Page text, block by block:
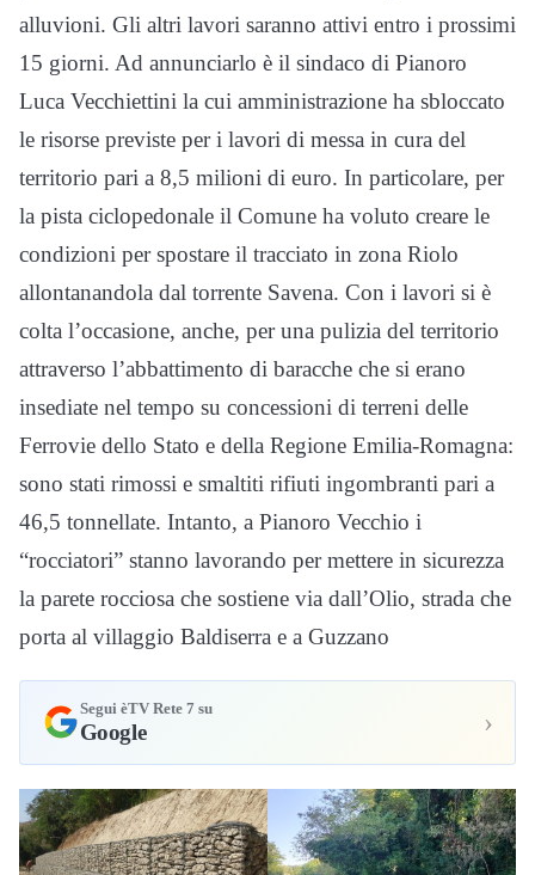
alluvioni. Gli altri lavori saranno attivi entro i prossimi
15 giorni. Ad annunciarlo è il sindaco di Pianoro
Luca Vecchiettini la cui amministrazione ha sbloccato
le risorse previste per i lavori di messa in cura del
territorio pari a 8,5 milioni di euro. In particolare, per
la pista ciclopedonale il Comune ha voluto creare le
condizioni per spostare il tracciato in zona Riolo
allontanandola dal torrente Savena. Con i lavori si è
colta l’occasione, anche, per una pulizia del territorio
attraverso l’abbattimento di baracche che si erano
insediate nel tempo su concessioni di terreni delle
Ferrovie dello Stato e della Regione Emilia-Romagna:
sono stati rimossi e smaltiti rifiuti ingombranti pari a
46,5 tonnellate. Intanto, a Pianoro Vecchio i
“rocciatori” stanno lavorando per mettere in sicurezza
la parete rocciosa che sostiene via dall’Olio, strada che
porta al villaggio Baldiserra e a Guzzano
Segui èTV Rete 7 su
Google ›